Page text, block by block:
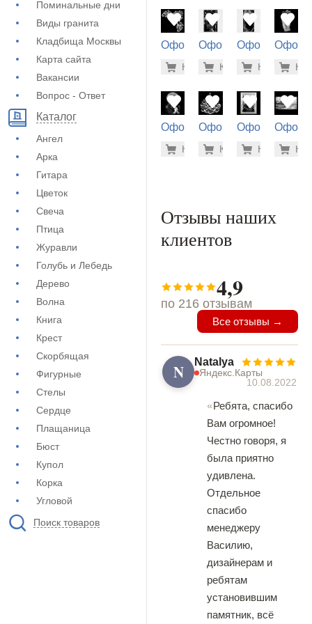
Поминальные дни
Виды гранита
Кладбища Москвы
Карта сайта
Вакансии
Вопрос - Ответ
Каталог
Ангел
Арка
Гитара
Цветок
Свеча
Птица
Журавли
Голубь и Лебедь
Дерево
Волна
Книга
Крест
Скорбящая
Фигурные
Стелы
Сердце
Плащаница
Бюст
Купол
Корка
Угловой
Поиск товаров
Оформление
(71-674)
-7% 500 руб.
Купить
Оформление
(72-660)
-7%
Купить
Оформление
(72-680)
-
Купить(71-
Оформление
(71-928)
-7% 1.900
Купить
Оформление
(72-448)
-7%
Купить
Оформление
(73-488)
-
Купить(71-
Отзывы наших
клиентов
4,9
по 216 отзывам
Все отзывы →
N Natalya
Яндекс.Карты
10.08.2022
Ребята, спасибо
Вам огромное!
Честно говоря, я
была приятно
удивлена.
Отдельное
спасибо
менеджеру
Василию,
дизайнерам и
ребятам
установившим
памятник, всё